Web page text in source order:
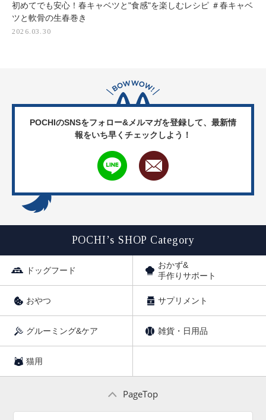
初めてでも安心！春キャベツと"食感"を楽しむレシピ ＃春キャベ
ツと軟骨の生春巻き
2026.03.30
POCHIのSNSをフォロー&メルマガを登録して、 最新情
報をいち早くチェックしよう！
POCHI’s SHOP Category
ドッグフード
おかず&
手作りサポート
おやつ サプリメント
グルーミング&ケア 雑貨・日用品
猫用
PageTop